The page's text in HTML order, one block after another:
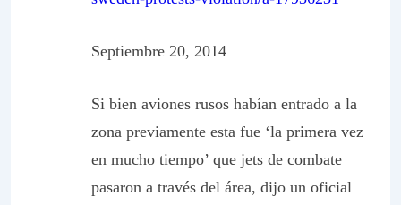
Septiembre 20, 2014
Si bien aviones rusos habían entrado a la
zona previamente esta fue ‘la primera vez
en mucho tiempo’ que jets de combate
pasaron a través del área, dijo un oficial